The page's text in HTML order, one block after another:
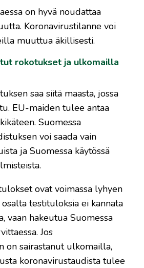
on hyvä noudattaa
Koronavirustilanne voi
muuttua äkillisesti.
rokotukset ja ulkomailla
saa siitä maasta, jossa
EU-maiden tulee antaa
Suomessa
voi saada vain
ja Suomessa käytössä
ovat voimassa lyhyen
testituloksia ei kannata
vaan hakeutua Suomessa
Jos
on sairastanut ulkomailla,
koronavirustaudista tulee